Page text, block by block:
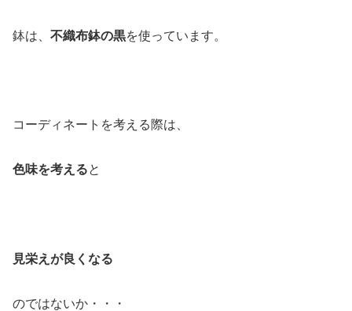
鉢は、 不織布鉢の黒を使っています。
コーディネートを考える際は、
色味を考えると
見栄えが良くなる
のではないか・・・